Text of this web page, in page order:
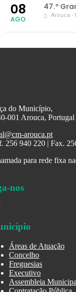
08
AGO
47.º
Arouca -
do Município,
001 Arouca, Portugal
arouca.pt
256 940 220 | Fax.
para rede fixa
nos
Áreas de Atuação
Concelho
Freguesias
Executivo
Assembleia